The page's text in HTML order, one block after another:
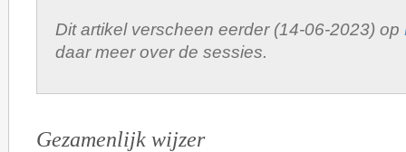
Dit artikel verscheen eerder (14-06-2023) op
daar meer over de sessies.
Gezamenlijk wijzer